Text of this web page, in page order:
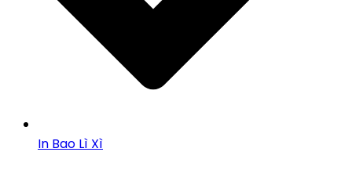
In Bao Lì Xì